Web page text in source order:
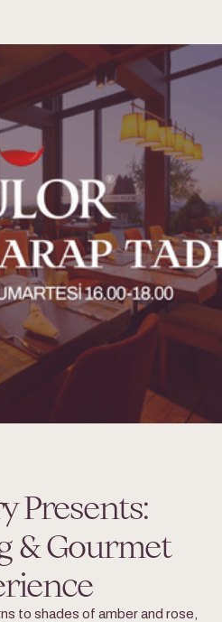
Presents:
& Gourmet
to shades of amber and rose,